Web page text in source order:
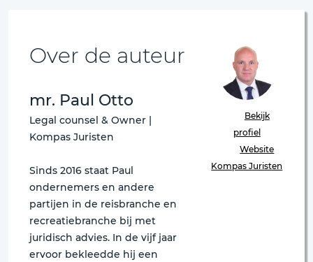
Over de auteur
mr. Paul Otto
Legal counsel & Owner |
Kompas Juristen
Sinds 2016 staat Paul
ondernemers en andere
partijen in de reisbranche en
recreatiebranche bij met
juridisch advies. In de vijf jaar
ervoor bekleedde hij een
Bekijk
profiel
Website
Kompas Juristen